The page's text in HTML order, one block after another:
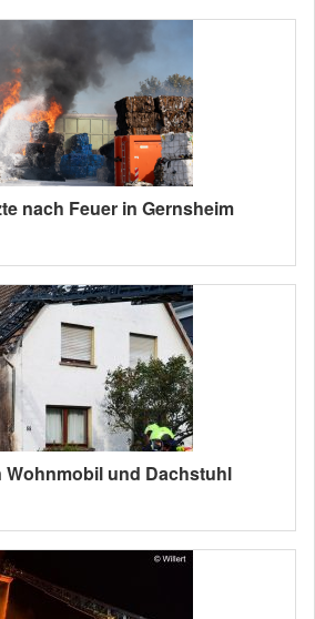
nach Feuer in Gernsheim
Wohnmobil und Dachstuhl